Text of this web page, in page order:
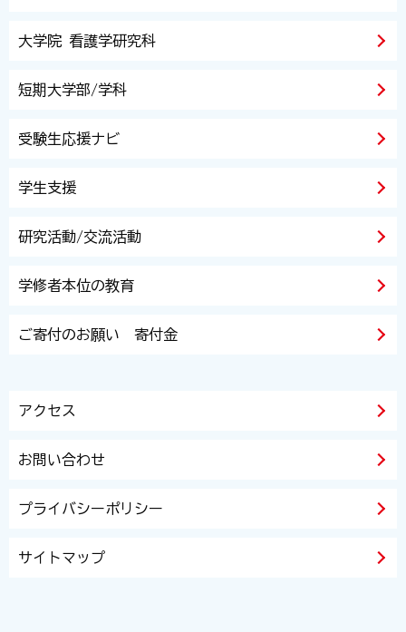
大学院 看護学研究科
短期大学部/学科
受験生応援ナビ
学生支援
研究活動/交流活動
学修者本位の教育
ご寄付のお願い 寄付金
アクセス
お問い合わせ
プライバシーポリシー
サイトマップ